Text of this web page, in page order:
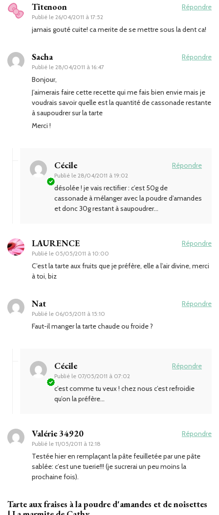
Titenoon
Publié le 26/04/2011 à 17:52
Répondre
jamais gouté cuite! ca merite de se mettre sous la dent ca!
Sacha
Publié le 28/04/2011 à 16:47
Répondre
Bonjour,
J’aimerais faire cette recette qui me fais bien envie mais je
voudrais savoir quelle est la quantité de cassonade restante
à saupoudrer sur la tarte
Merci !
Cécile
Publié le 28/04/2011 à 19:02
Répondre
désolée ! je vais rectifier : c’est 50g de
cassonade à mélanger avec la poudre d’amandes
et donc 30g restant à saupoudrer…
LAURENCE
Publié le 05/05/2011 à 10:00
Répondre
C’est la tarte aux fruits que je préfère, elle a l’air divine, merci
à toi, biz
Nat
Publié le 06/05/2011 à 15:10
Répondre
Faut-il manger la tarte chaude ou froide ?
Cécile
Publié le 07/05/2011 à 07:02
Répondre
c’est comme tu veux ! chez nous c’est refroidie
qu’on la préfère…
Valérie 34920
Publié le 11/05/2011 à 12:18
Répondre
Testée hier en remplaçant la pâte feuilletée par une pâte
sablée: c’est une tuerie!!! (je sucrerai un peu moins la
prochaine fois).
Tarte aux fraises à la poudre d'amandes et de noisettes